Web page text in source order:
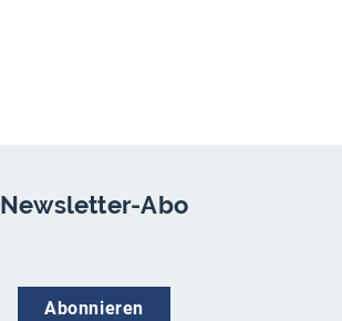
Newsletter-Abo
Abonnieren